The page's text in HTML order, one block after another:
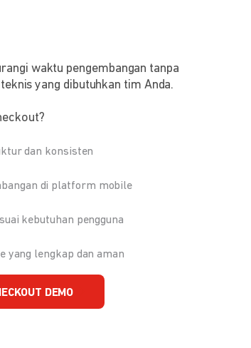
waktu pengembangan tanpa
yang dibutuhkan tim Anda.
dan konsisten
di platform mobile
kebutuhan pengguna
yang lengkap dan aman
DEMO